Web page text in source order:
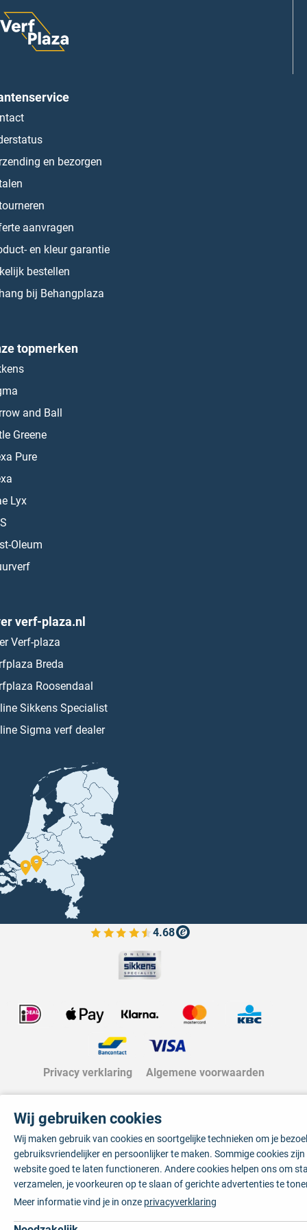
en bezorgen
aanvragen
en kleur garantie
bestellen
bij Behangplaza
topmerken
and Ball
Greene
Pure
Lyx
Oleum
verf-plaza.nl
Verf-plaza
Breda
Roosendaal
Sikkens Specialist
Sigma verf dealer
4.68
Bekijk de verfplaza beoordelingen
Privacy verklaring Algemene voorwaarden
Wij gebruiken cookies
Wij maken gebruik van cookies en soortgelijke technieken om je
gebruiksvriendelijker en persoonlijker te maken. Sommige cookies
website goed te laten functioneren. Andere cookies helpen ons om
verzamelen, je voorkeuren op te slaan of gerichte advertenties te
Meer informatie vind je in onze privacyverklaring